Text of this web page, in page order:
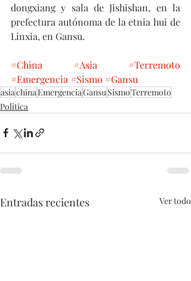
dongxiang y sala de Jishishan, en la
prefectura autónoma de la etnia hui de
Linxia, en Gansu.
#China #Asia
#Terremoto
#Emergencia #Sismo #Gansu
asiachinaEmergenciaGansu SismoTerremoto
Politica
Entradas recientes Ver todo